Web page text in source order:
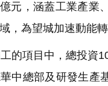
元，涵蓋工業產業
，為望城加速動能
的項目中，總投資
中總部及研發生產